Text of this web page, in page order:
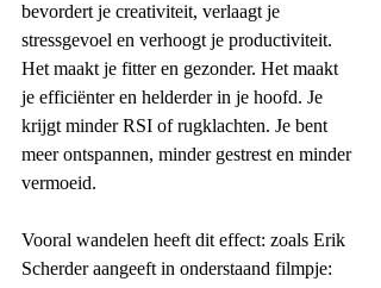
bevordert je creativiteit, verlaagt je
stressgevoel en verhoogt je productiviteit.
Het maakt je fitter en gezonder. Het maakt
je efficiënter en helderder in je hoofd. Je
krijgt minder RSI of rugklachten. Je bent
meer ontspannen, minder gestrest en minder
vermoeid.
Vooral wandelen heeft dit effect: zoals Erik
Scherder aangeeft in onderstaand filmpje: